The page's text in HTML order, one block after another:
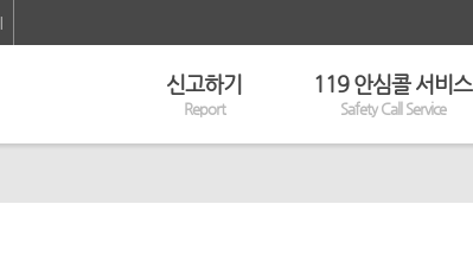
신고하기
Report
119 안심콜 서비스
Safety Call Service